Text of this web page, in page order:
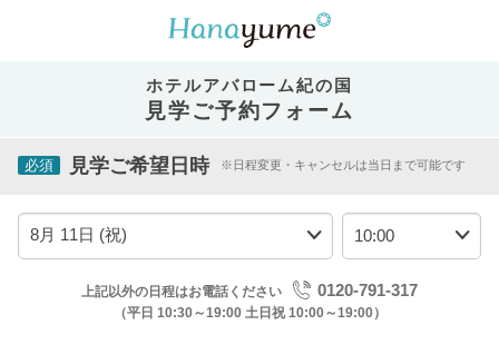
ホテルアバローム紀の国
見学ご予約フォーム
必須 見学ご希望日時 ※日程変更・キャンセルは当日まで可能です
上記以外の日程はお電話ください 0120-791-317
（平日 10:30～19:00 土日祝 10:00～19:00）